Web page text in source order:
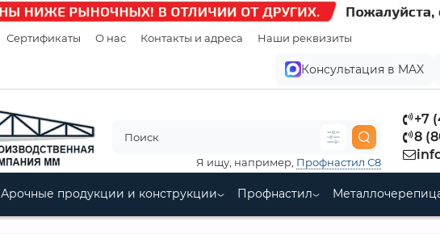
Сертификаты О нас Контакты и адреса Наши реквизиты
Консультация в MAX
+7
8
Я ищу, например, Профнастил С8
Арочные продукции и конструкции Профнастил